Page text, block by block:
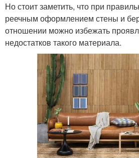
Но стоит заметить, что при
реечным оформлением стены и
отношении можно избежать
недостатков такого материала.